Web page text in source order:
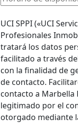
UCI SPPI («UCI
Profesionales
tratará los datos
facilitado a través
con la finalidad de
de contacto.
contacto a Marbella
legitimado por el
otorgado mediante